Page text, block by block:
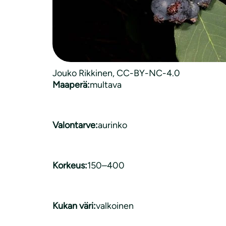
Jouko Rikkinen, CC-BY-NC-4.0
hyötykasvi marja/hedelmä,
Luonnonkasvi: ei luonnonvarainen
Maaperä:multava
Valontarve:aurinko
Korkeus:150–400
Kukan väri:valkoinen